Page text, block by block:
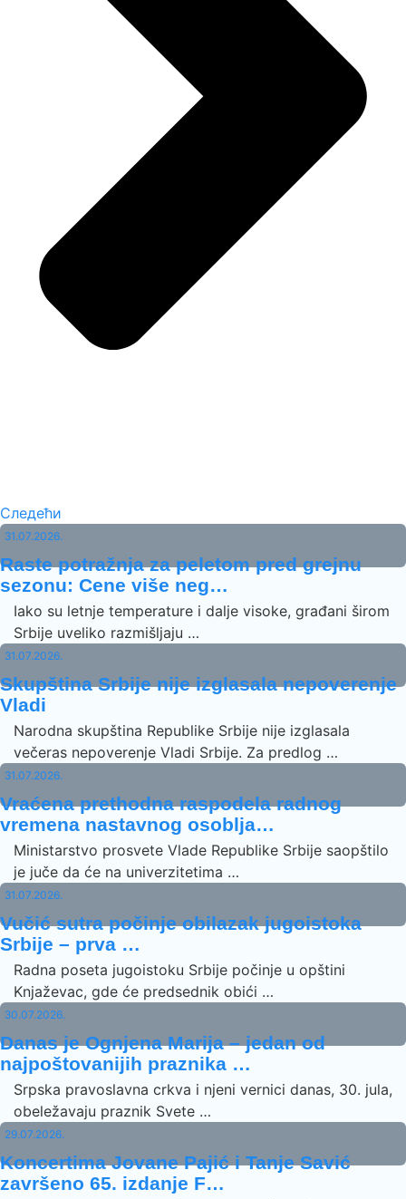
Следећи
31.07.2026.
Raste potražnja za peletom pred grejnu
sezonu: Cene više neg…
Iako su letnje temperature i dalje visoke, građani širom
Srbije uveliko razmišljaju …
31.07.2026.
Skupština Srbije nije izglasala nepoverenje
Vladi
Narodna skupština Republike Srbije nije izglasala
večeras nepoverenje Vladi Srbije. Za predlog …
31.07.2026.
Vraćena prethodna raspodela radnog
vremena nastavnog osoblja…
Ministarstvo prosvete Vlade Republike Srbije saopštilo
je juče da će na univerzitetima …
31.07.2026.
Vučić sutra počinje obilazak jugoistoka
Srbije – prva …
Radna poseta jugoistoku Srbije počinje u opštini
Knjaževac, gde će predsednik obići …
30.07.2026.
Danas je Ognjena Marija – jedan od
najpoštovanijih praznika …
Srpska pravoslavna crkva i njeni vernici danas, 30. jula,
obeležavaju praznik Svete …
29.07.2026.
Koncertima Jovane Pajić i Tanje Savić
završeno 65. izdanje F…